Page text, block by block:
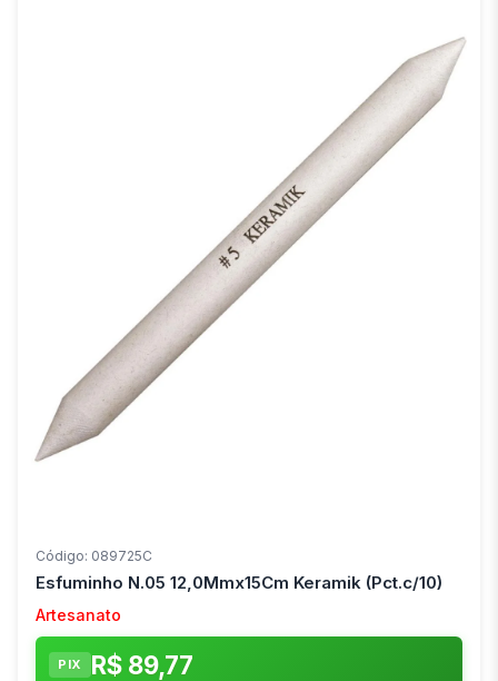
Código: 089725C
Esfuminho N.05 12,0Mmx15Cm Keramik (Pct.c/10)
Artesanato
PIX R$ 89,77